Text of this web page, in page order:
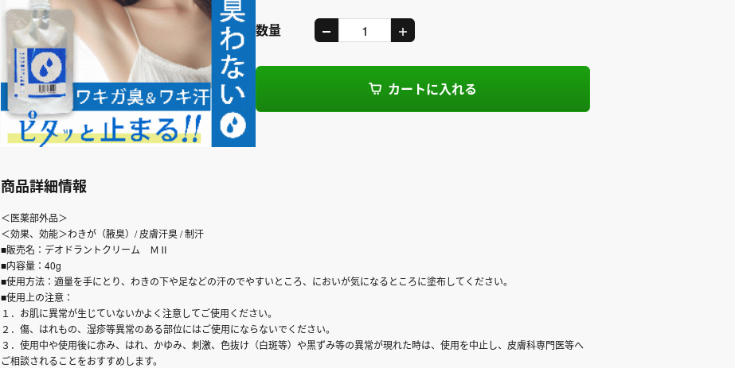
数量
カートに入れる
商品詳細情報
＜医薬部外品＞
＜効果、効能＞わきが（腋臭）/ 皮膚汗臭 / 制汗
■販売名：デオドラントクリーム ＭⅡ
■内容量：40g
■使用方法：適量を手にとり、わきの下や足などの汗のでやすいところ、においが気になるところに塗布してください。
■使用上の注意：
１．お肌に異常が生じていないかよく注意してご使用ください。
２．傷、はれもの、湿疹等異常のある部位にはご使用にならないでください。
３．使用中や使用後に赤み、はれ、かゆみ、刺激、色抜け（白斑等）や黒ずみ等の異常が現れた時は、使用を中止し、皮膚科専門医等へ
ご相談されることをおすすめします。